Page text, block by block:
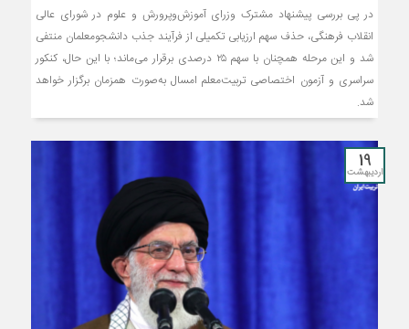
در پی بررسی پیشنهاد مشترک وزرای آموزش‌وپرورش و علوم در شورای عالی
انقلاب فرهنگی، حذف سهم ارزیابی تکمیلی از فرآیند جذب دانشجومعلمان منتفی
شد و این مرحله همچنان با سهم ۲۵ درصدی برقرار می‌ماند؛ با این حال، کنکور
سراسری و آزمون اختصاصی تربیت‌معلم امسال به‌صورت همزمان برگزار خواهد
شد.
19
اردیبهشت